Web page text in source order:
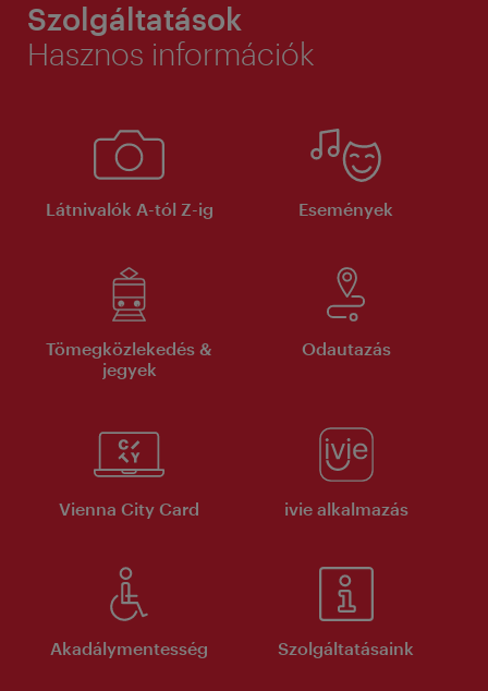
Szolgáltatások
Hasznos információk
Látnivalók A-tól Z-ig Események
Tömegközlekedés &
jegyek
Odautazás
Vienna City Card ivie alkalmazás
Akadálymentesség Szolgáltatásaink